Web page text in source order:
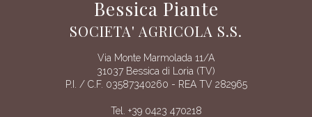
Bessica Piante
SOCIETA' AGRICOLA S.S.
Via Monte Marmolada 11/A
31037 Bessica di Loria (TV)
P.I. / C.F. 03587340260 - REA TV 282965
Tel. +39 0423 470218